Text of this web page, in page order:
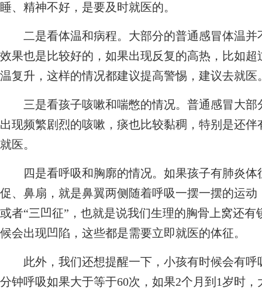
睡、精神不好，是要及时就医的。
二是看体温和病程。大部分的普通感冒体温并
效果也是比较好的，如果出现反复的高热，比如
温复升，这样的情况都建议提高警惕，建议去就医
三是看孩子咳嗽和喘憋的情况。普通感冒大部
出现频繁剧烈的咳嗽，痰也比较黏稠，特别是还
就医。
四是看呼吸和胸廓的情况。如果孩子有肺炎体
促、鼻扇，就是鼻翼两侧随着呼吸一摆一摆的运
或者“三凹征”，也就是说我们生理的胸骨上窝还
候会出现凹陷，这些都是需要立即就医的体征。
此外，我们还想提醒一下，小孩有时候会有呼
分钟呼吸如果大于等于60次，如果2个月到1岁时